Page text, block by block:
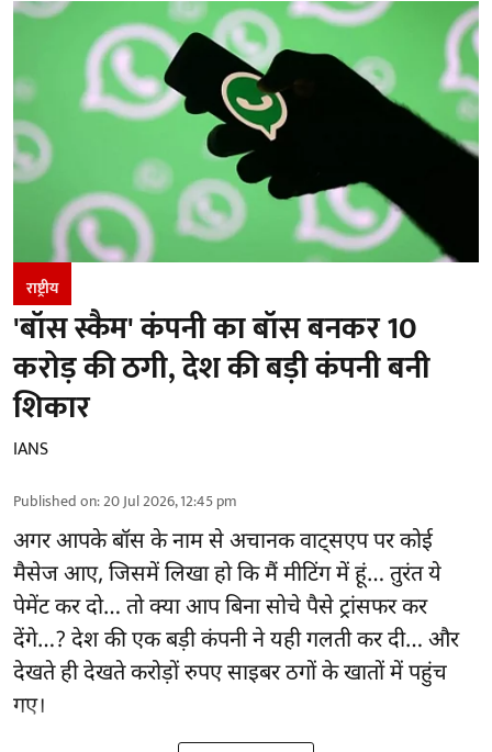
राष्ट्रीय
'बॉस स्कैम' कंपनी का बॉस बनकर 10
करोड़ की ठगी, देश की बड़ी कंपनी बनी
शिकार
IANS
Published on:20 Jul 2026, 12:45 pm
अगर आपके बॉस के नाम से अचानक वाट्सएप पर कोई
मैसेज आए, जिसमें लिखा हो कि मैं मीटिंग में हूं… तुरंत ये
पेमेंट कर दो… तो क्या आप बिना सोचे पैसे ट्रांसफर कर
देंगे…? देश की एक बड़ी कंपनी ने यही गलती कर दी… और
देखते ही देखते करोड़ों रुपए साइबर ठगों के खातों में पहुंच
गए।